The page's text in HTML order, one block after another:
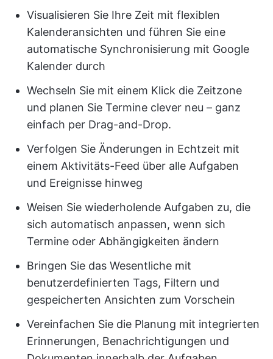
Visualisieren Sie Ihre Zeit mit flexiblen
Kalenderansichten und führen Sie eine
automatische Synchronisierung mit Google
Kalender durch
Wechseln Sie mit einem Klick die Zeitzone
und planen Sie Termine clever neu – ganz
einfach per Drag-and-Drop.
Verfolgen Sie Änderungen in Echtzeit mit
einem Aktivitäts-Feed über alle Aufgaben
und Ereignisse hinweg
Weisen Sie wiederholende Aufgaben zu, die
sich automatisch anpassen, wenn sich
Termine oder Abhängigkeiten ändern
Bringen Sie das Wesentliche mit
benutzerdefinierten Tags, Filtern und
gespeicherten Ansichten zum Vorschein
Vereinfachen Sie die Planung mit integrierten
Erinnerungen, Benachrichtigungen und